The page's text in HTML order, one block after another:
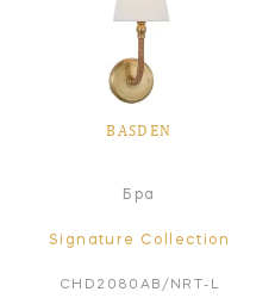
BASDEN
Бра
Signature Collection
CHD2080AB/NRT-L